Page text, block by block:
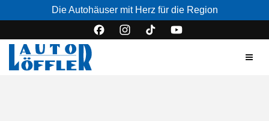
Die Autohäuser mit Herz für die Region